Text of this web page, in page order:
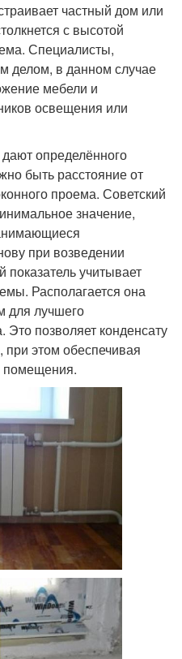
частный дом или
с высотой
Специалисты,
делом, в данном случае
мебели и
освещения или
определённого
быть расстояние от
проема. Советский
значение,
при возведении
учитывает
Располагается она
для лучшего
позволяет конденсату
при этом обеспечивая
помещения.